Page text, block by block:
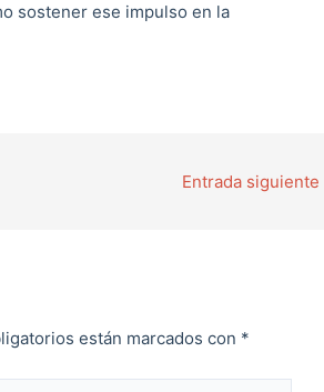
sostener ese impulso en la
Entrada siguiente
están marcados con *